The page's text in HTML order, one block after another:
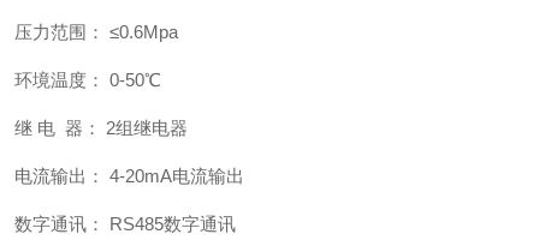
压力范围： ≤0.6Mpa
环境温度： 0-50℃
继 电 器： 2组继电器
电流输出： 4-20mA电流输出
数字通讯： RS485数字通讯